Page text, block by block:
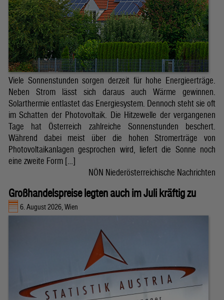
Viele Sonnenstunden sorgen derzeit für hohe Energieerträge.
Neben Strom lässt sich daraus auch Wärme gewinnen.
Solarthermie entlastet das Energiesystem. Dennoch steht sie oft
im Schatten der Photovoltaik. Die Hitzewelle der vergangenen
Tage hat Österreich zahlreiche Sonnenstunden beschert.
Während dabei meist über die hohen Stromerträge von
Photovoltaikanlagen gesprochen wird, liefert die Sonne noch
eine zweite Form […]
NÖN Niederösterreichische Nachrichten
Großhandelspreise legten auch im Juli kräftig zu
6. August 2026, Wien